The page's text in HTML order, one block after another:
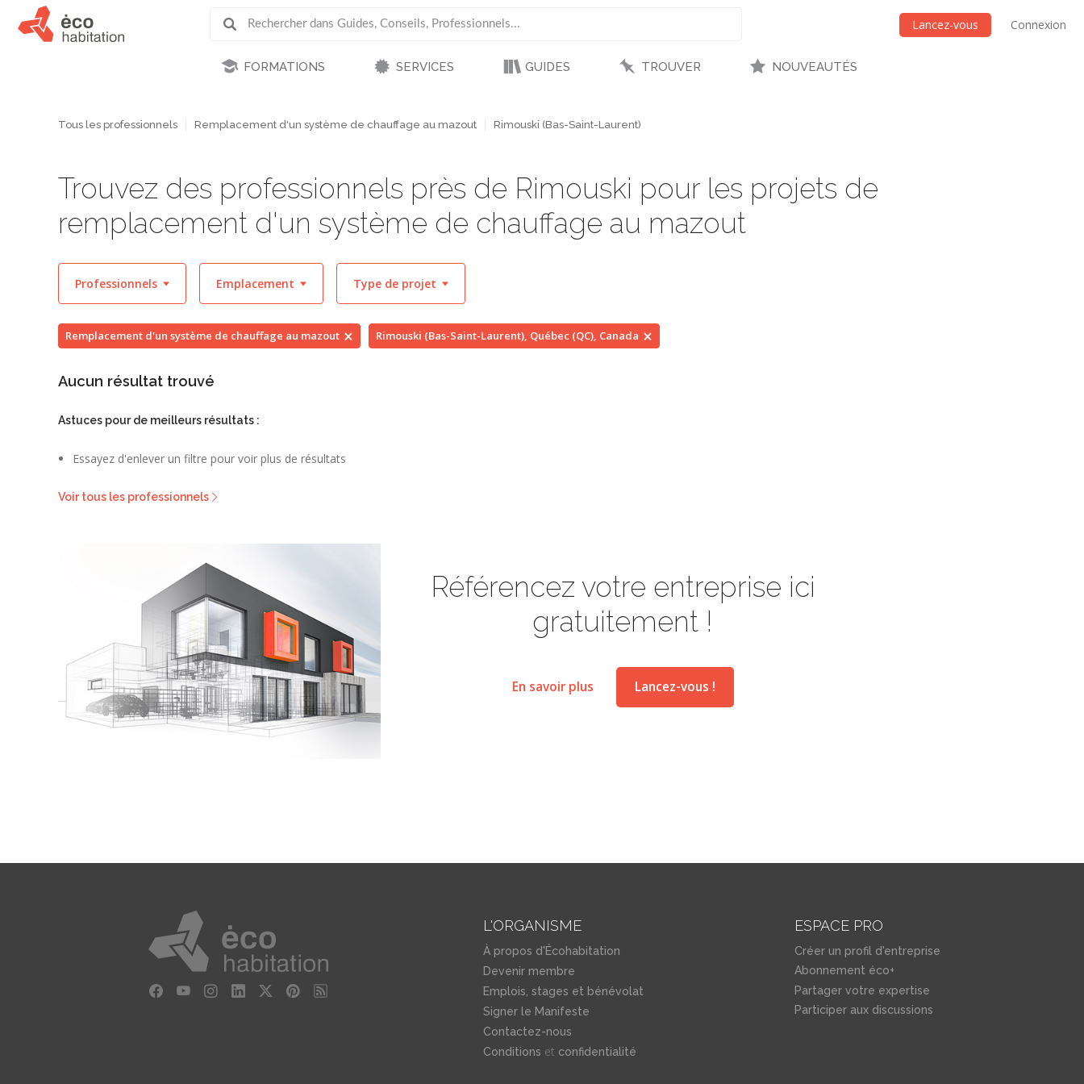
Lancez-vous Connexion
FORMATIONS SERVICES GUIDES TROUVER NOUVEAUTÉS
Tous les professionnels Remplacement d'un système de chauffage au mazout Rimouski (Bas-Saint-Laurent)
Trouvez des professionnels près de Rimouski pour les projets de
remplacement d'un système de chauffage au mazout
Professionnels Emplacement Type de projet
Remplacement d'un système de chauffage au mazout Rimouski (Bas-Saint-Laurent), Québec (QC), Canada
Aucun résultat trouvé
Astuces pour de meilleurs résultats :
Essayez d'enlever un filtre pour voir plus de résultats
Voir tous les professionnels
Référencez votre entreprise ici
gratuitement !
En savoir plus Lancez-vous !
L'ORGANISME
À propos d'Écohabitation
Devenir membre
Emplois, stages et bénévolat
Signer le Manifeste
Contactez-nous
Conditions et confidentialité
ESPACE PRO
Créer un profil d'entreprise
Abonnement éco+
Partager votre expertise
Participer aux discussions